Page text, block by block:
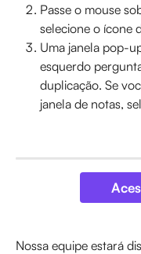
Passe o mouse
selecione o ícone
Uma janela pop-
esquerdo
duplicação. Se
janela de notas,
Nossa equipe estará